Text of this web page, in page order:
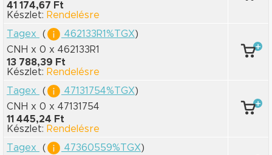
41 174,67 Ft
Készlet: Rendelésre
Tagex
( 462133R1%TGX)
CNH x 0 x 462133R1
13 788,39 Ft
Készlet: Rendelésre
Tagex
( 47131754%TGX)
CNH x 0 x 47131754
11 445,24 Ft
Készlet: Rendelésre
Tagex
( 47360559%TGX)